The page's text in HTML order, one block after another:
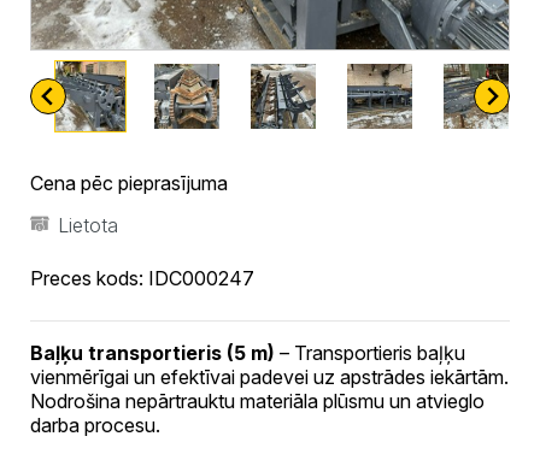
Cena pēc pieprasījuma
Lietota
Preces kods: IDC000247
Baļķu transportieris (5 m) – Transportieris baļķu
vienmērīgai un efektīvai padevei uz apstrādes iekārtām.
Nodrošina nepārtrauktu materiāla plūsmu un atvieglo
darba procesu.